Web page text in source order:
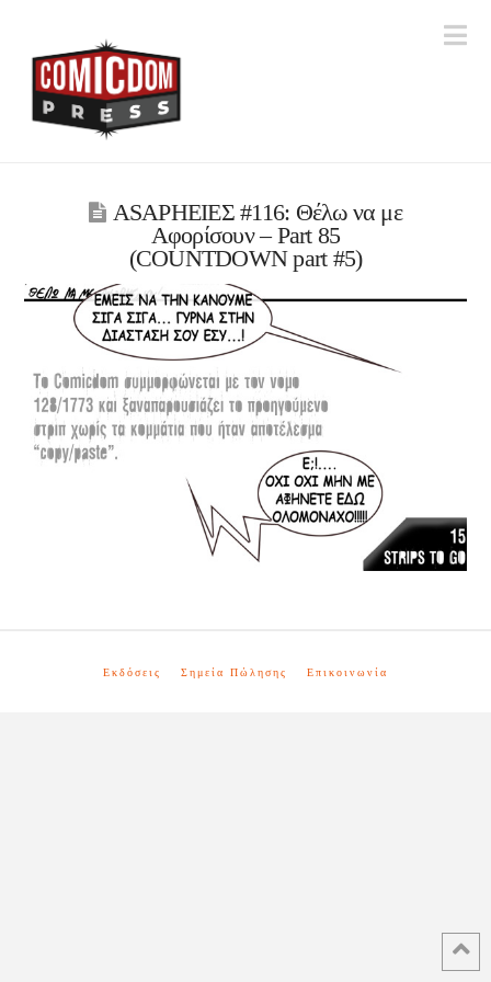
ASAPHΕΙΕΣ #116: Θέλω να με
Αφορίσουν – Part 85
(COUNTDOWN part #5)
Εκδόσεις Σημεία Πώλησης Επικοινωνία